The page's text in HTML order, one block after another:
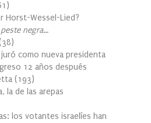
)
Horst-Wessel-Lied?
negra…
38)
juró como nueva presidenta
12 años después
(193)
la de las arepas
los votantes israelíes han